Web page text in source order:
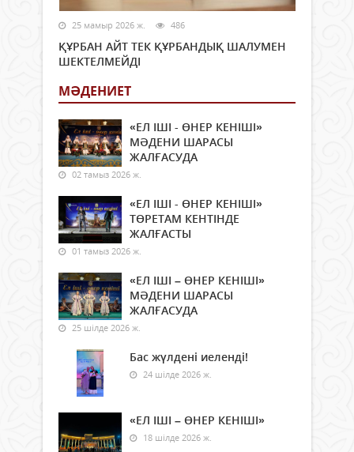
25 мамыр 2026 ж. 486
ҚҰРБАН АЙТ ТЕК ҚҰРБАНДЫҚ ШАЛУМЕН
ШЕКТЕЛМЕЙДІ
МӘДЕНИЕТ
«ЕЛ ІШІ - ӨНЕР КЕНІШІ»
МӘДЕНИ ШАРАСЫ
ЖАЛҒАСУДА
02 тамыз 2026 ж.
«ЕЛ ІШІ - ӨНЕР КЕНІШІ»
ТӨРЕТАМ КЕНТІНДЕ
ЖАЛҒАСТЫ
01 тамыз 2026 ж.
«ЕЛ ІШІ – ӨНЕР КЕНІШІ»
МӘДЕНИ ШАРАСЫ
ЖАЛҒАСУДА
25 шілде 2026 ж.
Бас жүлдені иеленді!
24 шілде 2026 ж.
«ЕЛ ІШІ – ӨНЕР КЕНІШІ»
18 шілде 2026 ж.